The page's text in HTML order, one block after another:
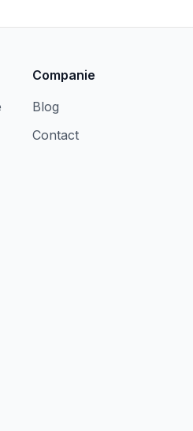
Companie
Blog
Contact